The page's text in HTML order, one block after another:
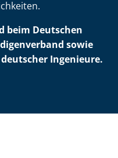
beim Deutschen
sowie
Ingenieure.